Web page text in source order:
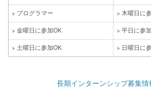
プログラマー 木曜日に
金曜日に参加OK 平日に参
土曜日に参加OK 日曜日に
長期インターンシップ募集情